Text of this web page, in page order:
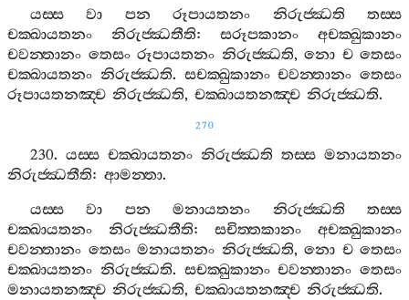
යස‍්ස
වා පන රූපායතනං නිරුජ‍්ඣති
තස‍්ස
චක‍්ඛායතනං
නිරුජ‍්ඣතීති:සරූපකානං
අචක‍්ඛුකානං
චවන‍්තානං තෙසං රූපායතනං නිරුජ‍්ඣති, නො ච තෙසං
චක‍්ඛායතනං නිරුජ‍්ඣති. සචක‍්ඛුකානං චවන‍්තානං තෙසං
රූපායතනඤ‍්ච නිරුජ‍්ඣති, චක‍්ඛායතනඤ‍්ච නිරුජ‍්ඣති.
270
230. යස‍්ස චක‍්ඛායතනං නිරුජ‍්ඣති තස‍්ස මනායතනං
නිරුජ‍්ඣතීති: ආමන‍්තා.
යස‍්ස
වා පන මනායතනං නිරුජ‍්ඣති
තස‍්ස
චක‍්ඛායතනං
නිරුජ‍්ඣතීති:සචිත‍්තකානං
අචක‍්ඛුකානං
චවන‍්තානං තෙසං මනායතනං නිරුජ‍්ඣති, නො ච තෙසං
චක‍්ඛායතනං නිරුජ‍්ඣති. සචක‍්ඛුකානං චවන‍්තානං තෙසං
මනායතනඤ‍්ච නිරුජ‍්ඣති, චක‍්ඛායතනඤ‍්ච නිරුජ‍්ඣති.